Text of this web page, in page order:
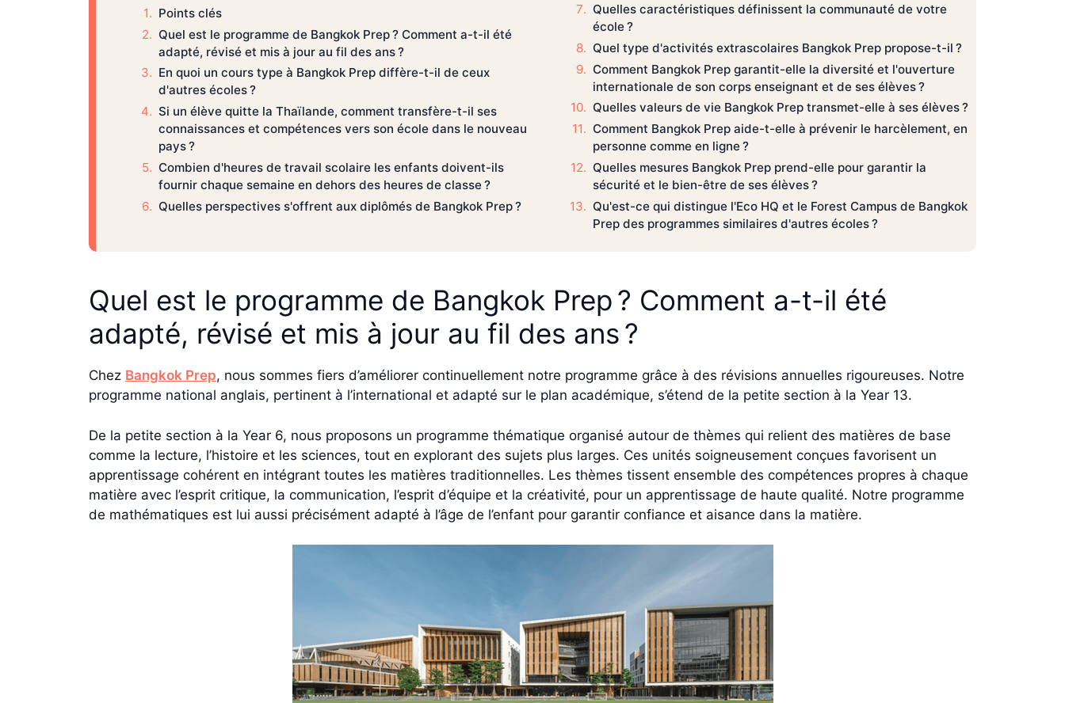
Points clés
Quel est le programme de Bangkok Prep ? Comment a-t-il été
adapté, révisé et mis à jour au fil des ans ?
En quoi un cours type à Bangkok Prep diffère-t-il de ceux
d'autres écoles ?
Si un élève quitte la Thaïlande, comment transfère-t-il ses
connaissances et compétences vers son école dans le nouveau
pays ?
Combien d'heures de travail scolaire les enfants doivent-ils
fournir chaque semaine en dehors des heures de classe ?
Quelles perspectives s'offrent aux diplômés de Bangkok Prep ?
Quelles caractéristiques définissent la communauté de votre
école ?
Quel type d'activités extrascolaires Bangkok Prep propose-t-il ?
Comment Bangkok Prep garantit-elle la diversité et l'ouverture
internationale de son corps enseignant et de ses élèves ?
Quelles valeurs de vie Bangkok Prep transmet-elle à ses élèves ?
Comment Bangkok Prep aide-t-elle à prévenir le harcèlement, en
personne comme en ligne ?
Quelles mesures Bangkok Prep prend-elle pour garantir la
sécurité et le bien-être de ses élèves ?
Qu'est-ce qui distingue l'Eco HQ et le Forest Campus de Bangkok
Prep des programmes similaires d'autres écoles ?
Quel est le programme de Bangkok Prep ? Comment a-t-il été
adapté, révisé et mis à jour au fil des ans ?
Chez Bangkok Prep, nous sommes fiers d’améliorer continuellement notre programme grâce à des révisions annuelles rigoureuses. Notre
programme national anglais, pertinent à l’international et adapté sur le plan académique, s’étend de la petite section à la Year 13.
De la petite section à la Year 6, nous proposons un programme thématique organisé autour de thèmes qui relient des matières de base
comme la lecture, l’histoire et les sciences, tout en explorant des sujets plus larges. Ces unités soigneusement conçues favorisent un
apprentissage cohérent en intégrant toutes les matières traditionnelles. Les thèmes tissent ensemble des compétences propres à chaque
matière avec l’esprit critique, la communication, l’esprit d’équipe et la créativité, pour un apprentissage de haute qualité. Notre programme
de mathématiques est lui aussi précisément adapté à l’âge de l’enfant pour garantir confiance et aisance dans la matière.